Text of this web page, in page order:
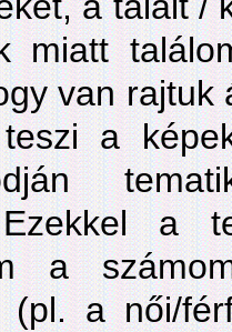
miatt
van rajtuk
a
a
a
(pl. a női/